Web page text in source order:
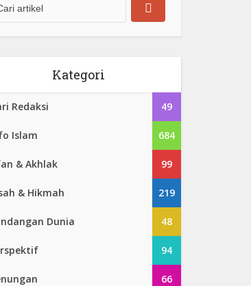
Kategori
Redaksi 49
Islam 684
& Akhlak 99
& Hikmah 219
Dunia 48
94
66